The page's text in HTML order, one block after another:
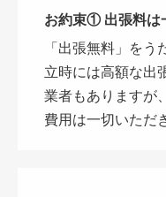
お約束① 出張料は
「出張無料」を
立時には高額な出
業者もありますが
費用は一切いただ